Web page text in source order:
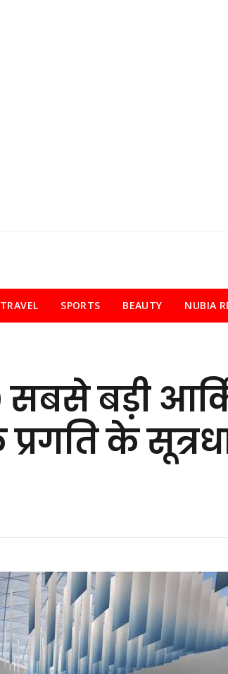
TRAVEL SPORTS BEAUTY NUBIA
सबसे बड़ी
के